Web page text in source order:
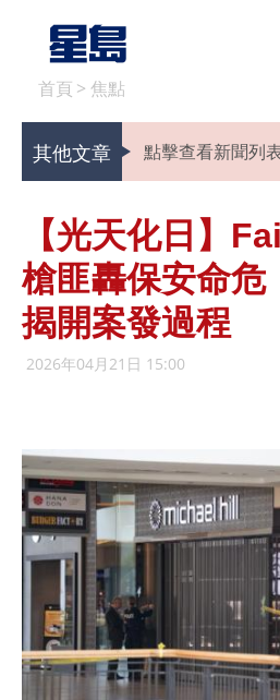
首頁 > 焦點
其他文章 點擊查看新聞列
【光天化日】
槍匪轟保安命
揭開案發過程
2026年04月21日 15:00